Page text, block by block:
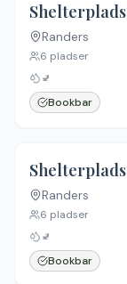
Ingen billeder
Randers
6 pladser
🚽
Bookbar
Ingen billeder
Randers
6 pladser
🚽
Bookbar